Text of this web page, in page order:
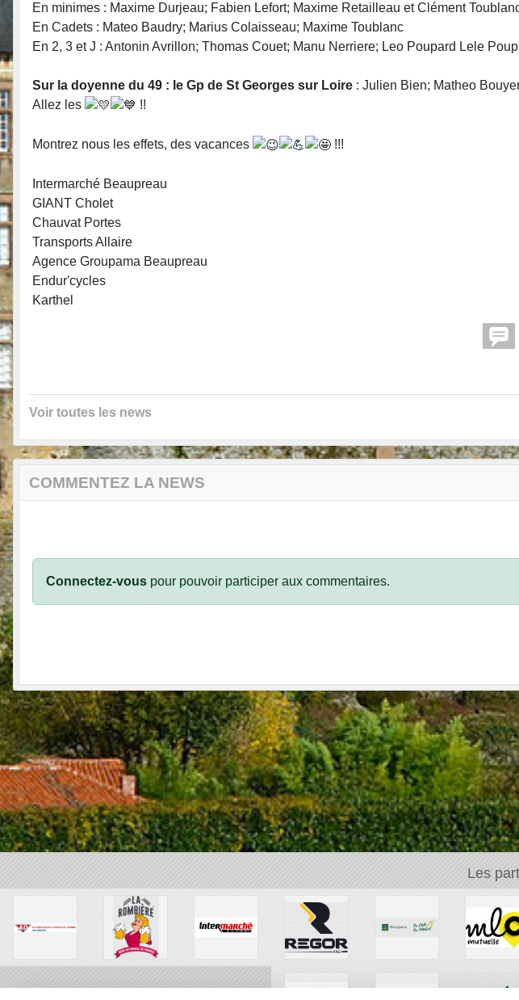
En minimes : Maxime Durjeau; Fabien Lefort; Maxime Retailleau et Clément
En Cadets : Mateo Baudry; Marius Colaisseau; Maxime Toublanc
En 2, 3 et J : Antonin Avrillon; Thomas Couet; Manu Nerriere; Leo Poupard Lele
Sur la doyenne du 49 : le Gp de St Georges sur Loire : Julien Bien; Matheo
Allez les
!!
Montrez nous les effets, des vacances !!!
Intermarché Beaupreau
GIANT Cholet
Chauvat Portes
Transports Allaire
Agence Groupama Beaupreau
Endur'cycles
Karthel
Voir toutes les news
COMMENTEZ LA NEWS
Connectez-vous pour pouvoir participer aux commentaires.
Les